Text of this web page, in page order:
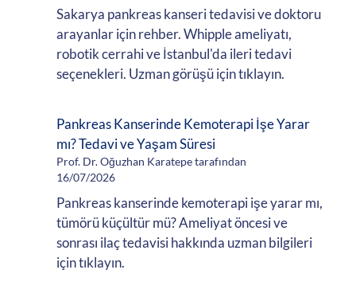
Sakarya pankreas kanseri tedavisi ve doktoru
arayanlar için rehber. Whipple ameliyatı,
robotik cerrahi ve İstanbul'da ileri tedavi
seçenekleri. Uzman görüşü için tıklayın.
Pankreas Kanserinde Kemoterapi İşe Yarar
mı? Tedavi ve Yaşam Süresi
Prof. Dr. Oğuzhan Karatepe tarafından
16/07/2026
Pankreas kanserinde kemoterapi işe yarar mı,
tümörü küçültür mü? Ameliyat öncesi ve
sonrası ilaç tedavisi hakkında uzman bilgileri
için tıklayın.